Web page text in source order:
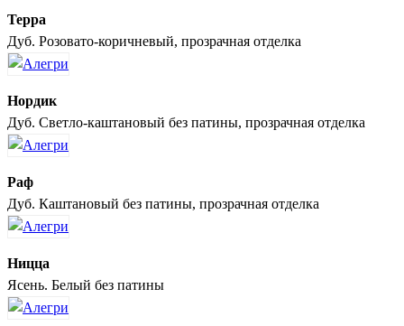
Терра
Дуб. Розовато-коричневый, прозрачная отделка
Нордик
Дуб. Светло-каштановый без патины, прозрачная отделка
Раф
Дуб. Каштановый без патины, прозрачная отделка
Ницца
Ясень. Белый без патины